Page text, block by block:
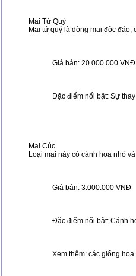
Mai Tứ Quý
Mai tứ quý là dòng mai độc
Giá bán: 20.000.000
Đặc điểm nổi bật: Sự
Mai Cúc
Loại mai này có cánh hoa nhỏ
Giá bán: 3.000.000 VNĐ
Đặc điểm nổi bật: Cánh
Xem thêm: các giống hoa